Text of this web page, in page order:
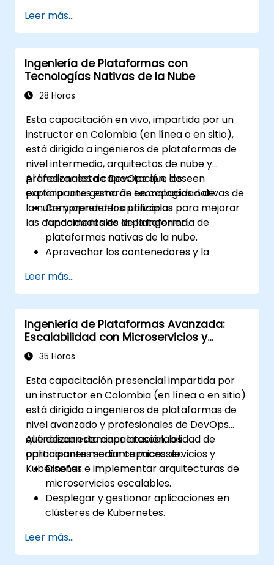
Construir y gestionar equipos efectivos de
ingeniería de plataformas.
Diseñar e implementar arquitecturas de
plataformas escalables y resilientes.
Medir y analizar el éxito de las iniciativas
de plataformas.
Leer más...
Ingeniería de Plataformas con
Tecnologías Nativas de la Nube
28 Horas
Esta capacitación en vivo, impartida por un
instructor en Colombia (en línea o en sitio),
está dirigida a ingenieros de plataformas de
nivel intermedio, arquitectos de nube y
profesionales de DevOps que deseen
explorar una gama de tecnologías nativas de
la nube y aprender a utilizarlas para mejorar
las capacidades de la plataforma.
Al finalizar esta capacitación, los
participantes estarán en capacidad de:
Comprender los principios
fundamentales de la ingeniería de
plataformas nativas de la nube.
Aprovechar los contenedores y la
desarrollar aplicaciones escalables.
Implementar pipelines de CI/CD en un
entorno de nube.
Monitorear y gestionar aplicaciones
nativas de la nube de manera efectiva.
Aplicar las mejores prácticas de
Leer más...
Ingeniería de Plataformas Avanzada:
Escalabilidad con Microservicios y
Kubernetes
35 Horas
Esta capacitación presencial impartida por
un instructor en Colombia (en línea o en sitio)
está dirigida a ingenieros de plataformas de
nivel avanzado y profesionales de DevOps
que desean dominar la escalabilidad de
aplicaciones mediante microservicios y
Kubernetes.
Al finalizar esta capacitación, los
participantes serán capaces de:
Diseñar e implementar arquitecturas de
microservicios escalables.
Desplegar y gestionar aplicaciones en
clústeres de Kubernetes.
despliegue eficiente de servicios.
Monitorear y mantener la salud de los
Leer más...